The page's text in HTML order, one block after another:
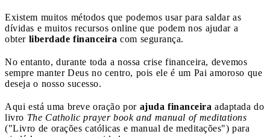
Existem muitos métodos que podemos usar para saldar as
dívidas e muitos recursos online que podem nos ajudar a
obter liberdade financeira com segurança.
No entanto, durante toda a nossa crise financeira, devemos
sempre manter Deus no centro, pois ele é um Pai amoroso que
deseja o nosso sucesso.
Aqui está uma breve oração por ajuda financeira adaptada do
livro The Catholic prayer book and manual of meditations
("Livro de orações católicas e manual de meditações") para